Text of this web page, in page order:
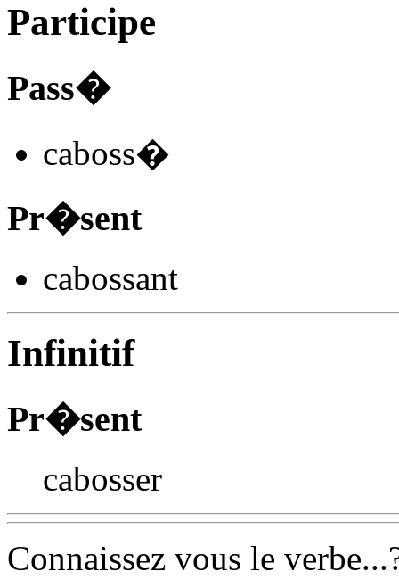
Participe
Pass�
caboss�
Pr�sent
cabossant
Infinitif
Pr�sent
cabosser
Connaissez vous le